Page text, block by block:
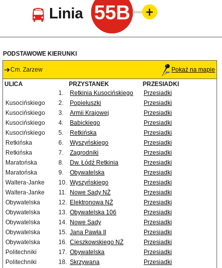
Linia 55B
PODSTAWOWE KIERUNKI
Cm. Zarzew Pokaż na mapie
ULICA PRZYSTANEK
PRZESIADKI
1.
Retkinia Kusocińskiego
Przesiadki
Kusocińskiego
2. Popiełuszki
Przesiadki
Kusocińskiego
3. Armii Krajowej
Przesiadki
Kusocińskiego
4. Babickiego
Przesiadki
Kusocińskiego
5. Retkińska
Przesiadki
Retkińska
6. Wyszyńskiego
Przesiadki
Retkińska
7. Zagrodniki
Przesiadki
Maratońska
8. Dw. Łódź Retkinia
Przesiadki
Maratońska
9. Obywatelska
Przesiadki
Waltera-Janke
10. Wyszyńskiego
Przesiadki
Waltera-Janke
11. Nowe Sady NŻ
Przesiadki
Obywatelska
12. Elektronowa NŻ
Przesiadki
Obywatelska
13. Obywatelska 106
Przesiadki
Obywatelska
14. Nowe Sady
Przesiadki
Obywatelska
15. Jana Pawła II
Przesiadki
Obywatelska
16. Cieszkowskiego NŻ
Przesiadki
Politechniki
17. Obywatelska
Przesiadki
Politechniki
18. Skrzywana
Przesiadki